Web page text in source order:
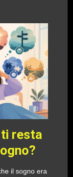
resta
il sogno era